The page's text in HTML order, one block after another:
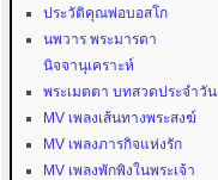
ประวัติคุณพ่อบอสโก
นพวาร พระมารดา
นิจจานุเคราะห์
พระเมตตา บทสวดประจำวัน
MV เพลงเส้นทางพระสงฆ์
MV เพลงภารกิจแห่งรัก
MV เพลงพักพิงในพระเจ้า